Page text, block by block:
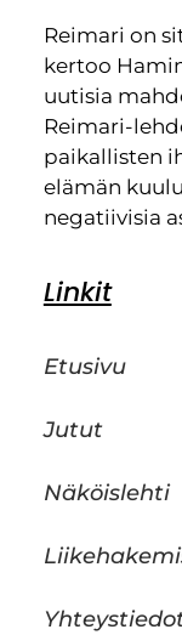
Reimari on
kertoo
uutisia
Reimari-
paikallisten
elämän
negatiivisia
Linkit
Etusivu
Jutut
Näköislehti